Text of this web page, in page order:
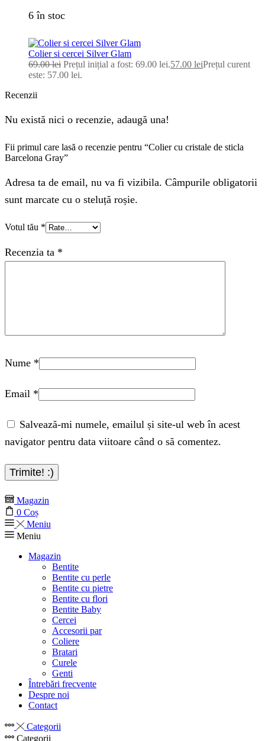
6 în stoc
Colier si cercei Silver Glam
69.00lei Prețul inițial a fost: 69.00 lei.57.00 leiPrețul curent
este: 57.00 lei.
Recenzii
Nu există nici o recenzie, adaugă una!
Fii primul care lasă o recenzie pentru “Colier cu cristale de sticla
Barcelona Gray”
Adresa ta de email, nu va fi vizibila. Câmpurile obligatorii
sunt marcate cu o steluță roșie.
Votul tău *
Recenzia ta *
Nume *
Email *
Salvează-mi numele, emailul și site-ul web în acest
navigator pentru data viitoare când o să comentez.
Magazin
0 Coș
Meniu
Meniu
Magazin
Bentite
Bentite cu perle
Bentite cu pietre
Bentite cu flori
Bentite Baby
Cercei
Accesorii par
Coliere
Bratari
Curele
Genti
Întrebări frecvente
Despre noi
Contact
Categorii
Categorii